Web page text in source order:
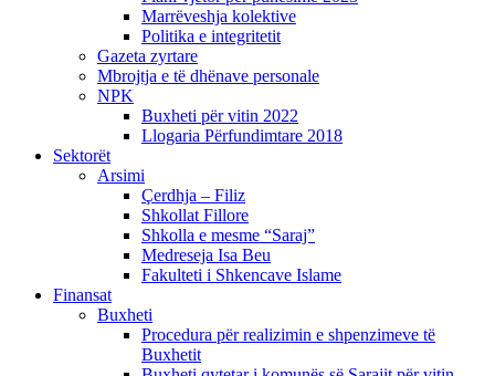
Marrëveshja kolektive
Politika e integritetit
Gazeta zyrtare
Mbrojtja e të dhënave personale
NPK
Buxheti për vitin 2022
Llogaria Përfundimtare 2018
Sektorët
Arsimi
Çerdhja – Filiz
Shkollat Fillore
Shkolla e mesme “Saraj”
Medreseja Isa Beu
Fakulteti i Shkencave Islame
Finansat
Buxheti
Procedura për realizimin e shpenzimeve të
Buxhetit